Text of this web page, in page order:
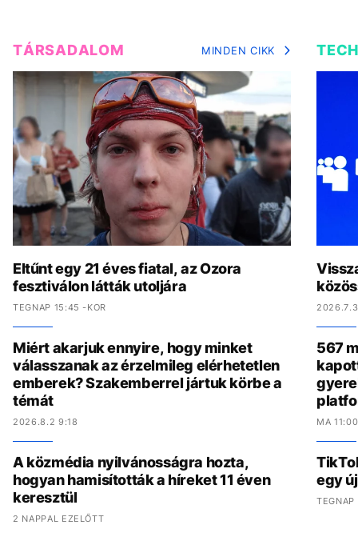
TÁRSADALOM MINDEN CIKK
Eltűnt egy 21 éves fiatal, az Ozora
fesztiválon látták utoljára
TEGNAP 15:45 -KOR
Miért akarjuk ennyire, hogy minket
válasszanak az érzelmileg elérhetetlen
emberek? Szakemberrel jártuk körbe a
témát
2026.8.2 9:18
A közmédia nyilvánosságra hozta,
hogyan hamisították a híreket 11 éven
keresztül
2 NAPPAL EZELŐTT
567
MA
egy